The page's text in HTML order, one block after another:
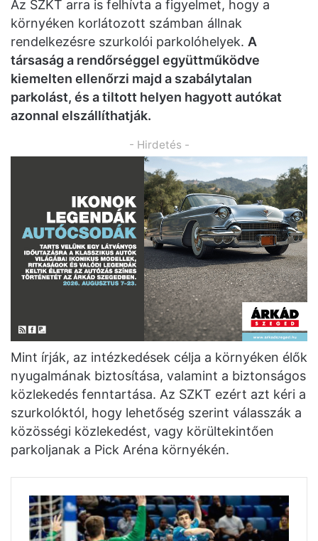
Az SZKT arra is felhívta a figyelmet, hogy a
környéken korlátozott számban állnak
rendelkezésre szurkolói parkolóhelyek. A
társaság a rendőrséggel együttműködve
kiemelten ellenőrzi majd a szabálytalan
parkolást, és a tiltott helyen hagyott autókat
azonnal elszállíthatják.
- Hirdetés -
Mint írják, az intézkedések célja a környéken élők
nyugalmának biztosítása, valamint a biztonságos
közlekedés fenntartása. Az SZKT ezért azt kéri a
szurkolóktól, hogy lehetőség szerint válasszák a
közösségi közlekedést, vagy körültekintően
parkoljanak a Pick Aréna környékén.